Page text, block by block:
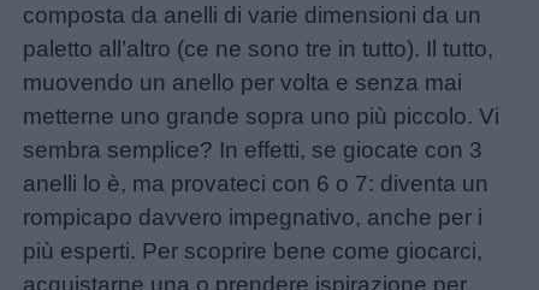
composta da anelli di varie dimensioni da un
paletto all’altro (ce ne sono tre in tutto). Il tutto,
muovendo un anello per volta e senza mai
metterne uno grande sopra uno più piccolo. Vi
sembra semplice? In effetti, se giocate con 3
anelli lo è, ma provateci con 6 o 7: diventa un
rompicapo davvero impegnativo, anche per i
più esperti. Per scoprire bene come giocarci,
acquistarne una o prendere ispirazione per